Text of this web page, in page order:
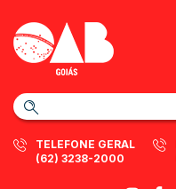
TELEFONE GERAL
(62) 3238-2000